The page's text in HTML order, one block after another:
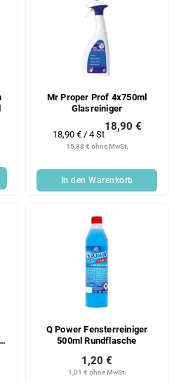
Mr Proper Prof 4x750ml
Glasreiniger
15,88 € ohne MwSt.
18,90 €
Verkaufspreis:
18,90 € / 4 St
In den Warenkorb
Q Power Fensterreiniger
500ml Rundflasche
1,01 € ohne MwSt.
1,20 €